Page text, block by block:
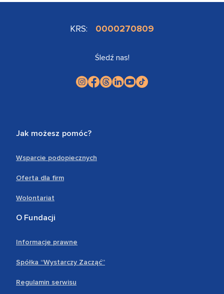
KRS: 0000270809
Śledź nas!
Jak możesz pomóc?
Wsparcie podopiecznych
Oferta dla firm
Wolontariat
O Fundacji
Informacje prawne
Spółka “Wystarczy Zacząć”
Regulamin serwisu